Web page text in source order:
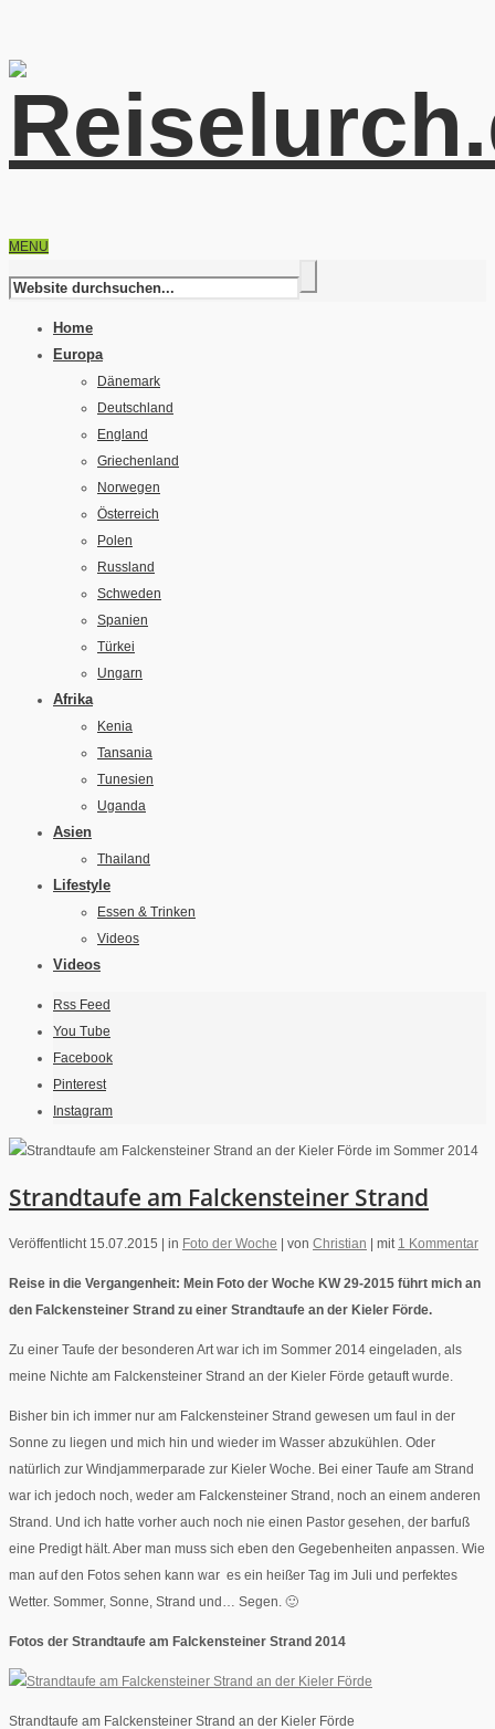
MENU
Home
Europa
Dänemark
Deutschland
England
Griechenland
Norwegen
Österreich
Polen
Russland
Schweden
Spanien
Türkei
Ungarn
Afrika
Kenia
Tansania
Tunesien
Uganda
Asien
Thailand
Lifestyle
Essen & Trinken
Videos
Videos
Rss Feed
You Tube
Facebook
Pinterest
Instagram
Strandtaufe am Falckensteiner Strand
Veröffentlicht 15.07.2015 | in Foto der Woche von Christian mit 1 Kommentar
Reise in die Vergangenheit: Mein Foto der Woche KW 29-2015 führt mich an
den Falckensteiner Strand zu einer Strandtaufe an der Kieler Förde.
Zu einer Taufe der besonderen Art war ich im Sommer 2014 eingeladen, als
meine Nichte am Falckensteiner Strand an der Kieler Förde getauft wurde.
Bisher bin ich immer nur am Falckensteiner Strand gewesen um faul in der
Sonne zu liegen und mich hin und wieder im Wasser abzukühlen. Oder
natürlich zur Windjammerparade zur Kieler Woche. Bei einer Taufe am Strand
war ich jedoch noch, weder am Falckensteiner Strand, noch an einem anderen
Strand. Und ich hatte vorher auch noch nie einen Pastor gesehen, der barfuß
eine Predigt hält. Aber man muss sich eben den Gegebenheiten anpassen. Wie
man auf den Fotos sehen kann war es ein heißer Tag im Juli und perfektes
Wetter. Sommer, Sonne, Strand und… Segen. 🙂
Fotos der Strandtaufe am Falckensteiner Strand 2014
Strandtaufe am Falckensteiner Strand an der Kieler Förde